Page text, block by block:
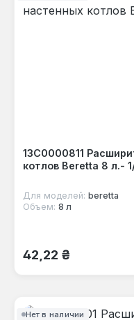
13C0000811
котлов Beretta 8 л.-
Для моделей: beretta
Объем: 8 л
Обычная цена:
42,22 ₴
Нет в наличии